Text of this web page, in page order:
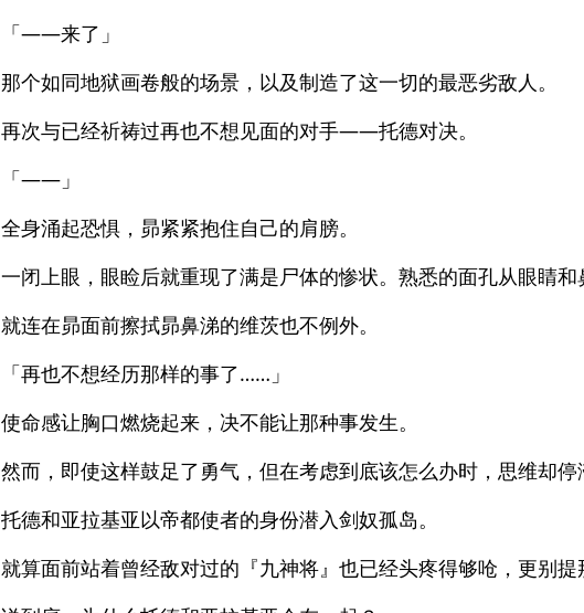
「——来了」
那个如同地狱画卷般的场景，以及制造了这一切的最恶劣敌人。
再次与已经祈祷过再也不想见面的对手——托德对决。
「——」
全身涌起恐惧，昴紧紧抱住自己的肩膀。
一闭上眼，眼睑后就重现了满是尸体的惨状。熟悉的面孔从眼睛和
就连在昴面前擦拭昴鼻涕的维茨也不例外。
「再也不想经历那样的事了……」
使命感让胸口燃烧起来，决不能让那种事发生。
然而，即使这样鼓足了勇气，但在考虑到底该怎么办时，思维却
托德和亚拉基亚以帝都使者的身份潜入剑奴孤岛。
就算面前站着曾经敌对过的『九神将』也已经头疼得够呛，更别提